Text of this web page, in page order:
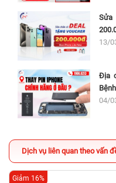
13/
Địa
04/
Dịch vụ liên quan theo vấn
Giảm 16%